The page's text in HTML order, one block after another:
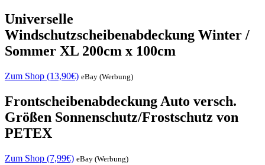
Universelle
Windschutzscheibenabdeckung Winter /
Sommer XL 200cm x 100cm
Zum Shop (13,90€) eBay (Werbung)
Frontscheibenabdeckung Auto versch.
Größen Sonnenschutz/Frostschutz von
PETEX
Zum Shop (7,99€) eBay (Werbung)